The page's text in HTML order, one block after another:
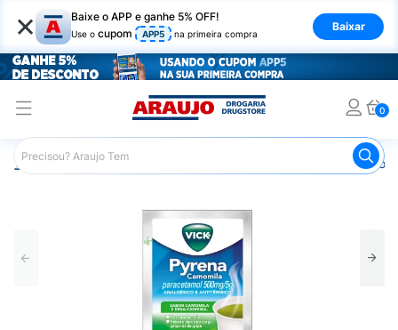
× Baixe o APP e ganhe 5% OFF!
Use o cupom APP5 na primeira compra
Baixar
0
Araujo Medicamentos Remédio para Gripe e Resfriado